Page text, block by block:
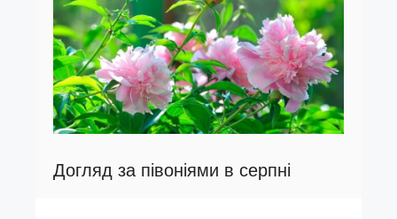
Догляд за півоніями в серпні